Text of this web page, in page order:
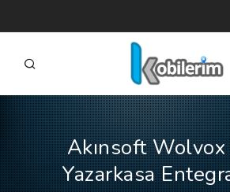
FIRMALAR
ÜRÜNLER
Akınsoft
Yazarkasa